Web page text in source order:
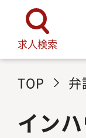
求人検索
TOP 弁
イン